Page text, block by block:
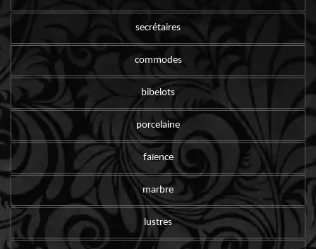
secrétaires
commodes
bibelots
porcelaine
faïence
marbre
lustres